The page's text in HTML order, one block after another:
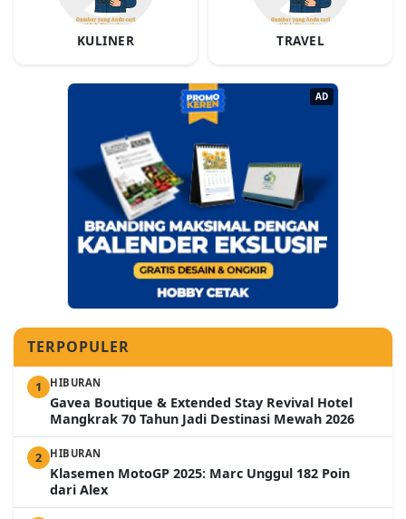
KULINER TRAVEL
AD
TERPOPULER
1 HIBURAN
Gavea Boutique & Extended Stay Revival Hotel
Mangkrak 70 Tahun Jadi Destinasi Mewah 2026
2 HIBURAN
Klasemen MotoGP 2025: Marc Unggul 182 Poin
dari Alex